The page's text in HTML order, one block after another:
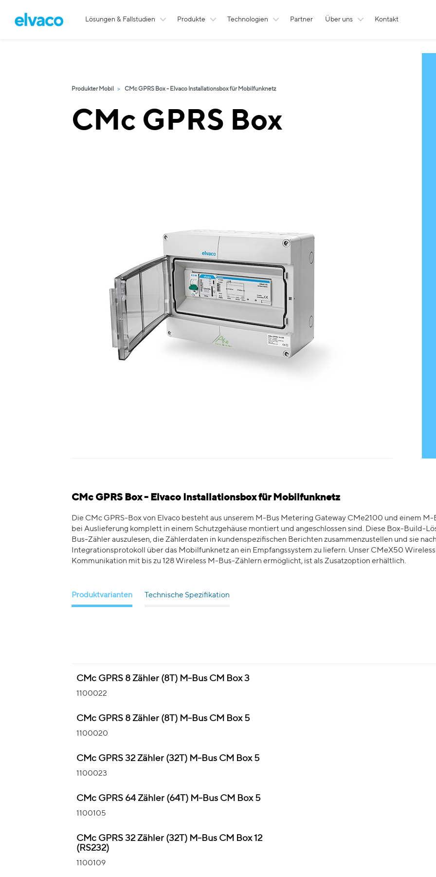
Lösungen & Fallstudien Produkte Technologien Partner Über uns Kontakt
Produkter Mobil CMc GPRS Box - Elvaco Installationsbox für Mobilfunknetz
CMc GPRS Box
CMc GPRS Box - Elvaco Installationsbox für Mobilfunknetz
Die CMc GPRS-Box von Elvaco besteht aus unserem M-Bus Metering Gateway CMe2100 und einem M-
bei Auslieferung komplett in einem Schutzgehäuse montiert und angeschlossen sind. Diese Box-Build-
Bus-Zähler auszulesen, die Zählerdaten in kundenspezifischen Berichten zusammenzustellen und sie
Integrationsprotokoll über das Mobilfunknetz an ein Empfangssystem zu liefern. Unser CMeX50
Kommunikation mit bis zu 128 Wireless M-Bus-Zählern ermöglicht, ist als Zusatzoption erhältlich.
Produktvarianten Technische Spezifikation
CMc GPRS 8 Zähler (8T) M-Bus CM Box 3
1100022
CMc GPRS 8 Zähler (8T) M-Bus CM Box 5
1100020
CMc GPRS 32 Zähler (32T) M-Bus CM Box 5
1100023
CMc GPRS 64 Zähler (64T) M-Bus CM Box 5
1100105
CMc GPRS 32 Zähler (32T) M-Bus CM Box 12
(RS232)
1100109